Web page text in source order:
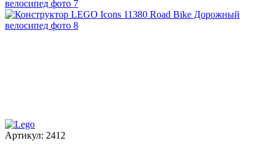
Артикул: 2412